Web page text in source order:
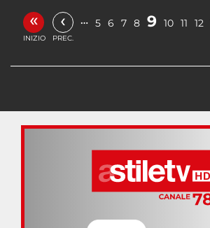
«
INIZIO
‹
PREC.
… 5 6 7 8 9 10 11 12